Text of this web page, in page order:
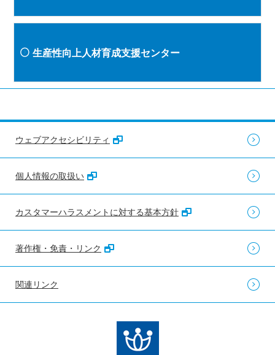
生産性向上人材育成支援センター
ウェブアクセシビリティ
個人情報の取扱い
カスタマーハラスメントに対する基本方針
著作権・免責・リンク
関連リンク